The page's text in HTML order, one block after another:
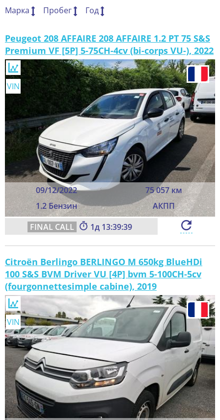
Марка Пробег Год
Peugeot 208 AFFAIRE 208 AFFAIRE 1.2 PT 75 S&S
Premium VF [5P] 5-75CH-4cv (bi-corps VU-), 2022
09/12/2022
75 057 км
1.2 Бензин
АКПП
VIN
1 13:39:37
Citroën Berlingo BERLINGO M 650kg BlueHDi
100 S&S BVM Driver VU [4P] bvm 5-100CH-5cv
(fourgonnettesimple cabine), 2019
VIN